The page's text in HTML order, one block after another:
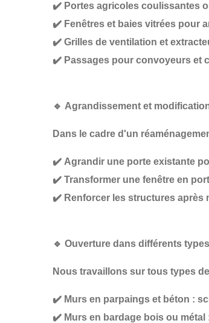
✔️ Portes agricoles coulissantes
✔️ Fenêtres et baies vitrées pour
✔️ Grilles de ventilation et
✔️ Passages pour convoyeurs et
🔹 Agrandissement et
Dans le cadre d'un
✔️ Agrandir une porte existante
✔️ Transformer une fenêtre en
✔️ Renforcer les structures après
🔹 Ouverture dans différents
Nous travaillons sur tous types
✔️ Murs en parpaings et béton :
✔️ Murs en bardage bois ou métal